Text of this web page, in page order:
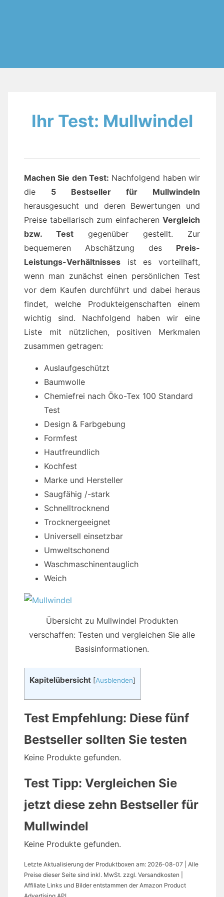
Ihr Test: Mullwindel
Machen Sie den Test: Nachfolgend haben wir
die 5 Bestseller für Mullwindeln
herausgesucht und deren Bewertungen und
Preise tabellarisch zum einfacheren Vergleich
bzw. Test gegenüber gestellt. Zur
bequemeren Abschätzung des Preis-
Leistungs-Verhältnisses ist es vorteilhaft,
wenn man zunächst einen persönlichen Test
vor dem Kaufen durchführt und dabei heraus
findet, welche Produkteigenschaften einem
wichtig sind. Nachfolgend haben wir eine
Liste mit nützlichen, positiven Merkmalen
zusammen getragen:
Auslaufgeschützt
Baumwolle
Chemiefrei nach Öko-Tex 100 Standard
Test
Design & Farbgebung
Formfest
Hautfreundlich
Kochfest
Marke und Hersteller
Saugfähig /-stark
Schnelltrocknend
Trocknergeeignet
Universell einsetzbar
Umweltschonend
Waschmaschinentauglich
Weich
Übersicht zu Mullwindel Produkten
verschaffen: Testen und vergleichen Sie alle
Basisinformationen.
Kapitelübersicht [Ausblenden]
Test Empfehlung: Diese fünf
Bestseller sollten Sie testen
Keine Produkte gefunden.
Test Tipp: Vergleichen Sie
jetzt diese zehn Bestseller für
Mullwindel
Keine Produkte gefunden.
Letzte Aktualisierung der Produktboxen am: 2026-08-07 | Alle
Preise dieser Seite sind inkl. MwSt. zzgl. Versandkosten |
Affiliate Links und Bilder entstammen der Amazon Product